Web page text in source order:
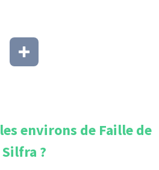
environs de Faille de
Silfra ?